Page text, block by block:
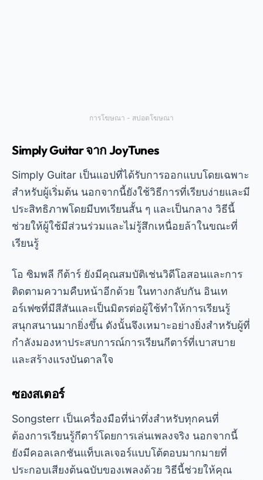
การโฆษณา - สปอตโฆษณา
Simply Guitar จาก JoyTunes
Simply Guitar เป็นแอปที่ได้รับการออกแบบโดยเฉพาะ
สำหรับผู้เริ่มต้น นอกจากนี้ยังใช้วิธีการที่เรียบง่ายและมี
ประสิทธิภาพโดยมีบทเรียนสั้น ๆ และเป็นกลาง วิธีนี้
ช่วยให้ผู้ใช้มีส่วนร่วมและไม่รู้สึกเหนื่อยล้าในขณะที่
เรียนรู้
โอ ซิมพลี กีต้าร์ ยังมีคุณสมบัติเช่นวิดีโอสอนและการ
ติดตามความคืบหน้าอีกด้วย ในทางกลับกัน อินเท
อร์เฟซที่มีสีสันและเป็นมิตรต่อผู้ใช้ทำให้การเรียนรู้
สนุกสนานมากยิ่งขึ้น ดังนั้นจึงเหมาะอย่างยิ่งสำหรับผู้ที่
กำลังมองหาประสบการณ์การเรียนกีตาร์ที่เบาสบาย
และสร้างแรงบันดาลใจ
ซองสเตอร์
Songsterr เป็นเครื่องมือที่น่าทึ่งสำหรับทุกคนที่
ต้องการเรียนรู้กีตาร์โดยการเล่นเพลงจริง นอกจากนี้
ยังมีคอลเลกชันแท็บเลเจอร์แบบโต้ตอบมากมายที่
ประกอบเสียงต้นฉบับของเพลงด้วย วิธีนี้ช่วยให้คุณ